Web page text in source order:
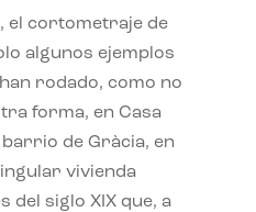
el cortometraje de
algunos ejemplos
rodado, como no
forma, en Casa
barrio de Gràcia, en
vivienda
del siglo XIX que, a